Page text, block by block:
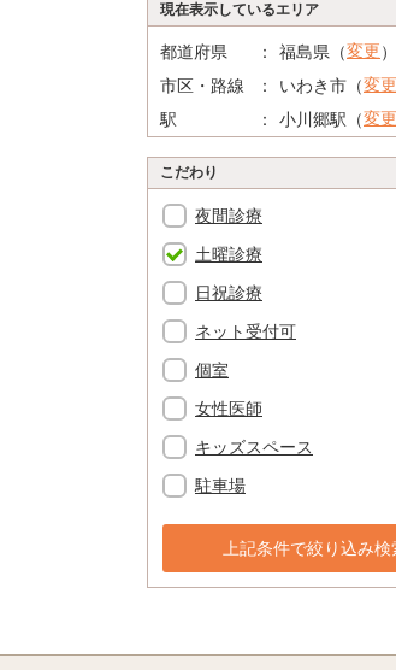
現在表示しているエリア
都道府県 福島県（変更）
市区・路線
いわき市（変更
駅
小川郷駅（変更
こだわり
夜間診療
土曜診療
日祝診療
ネット受付可
個室
女性医師
キッズスペース
駐車場
上記条件で絞り込み検